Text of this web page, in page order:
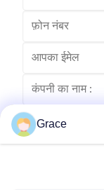
Grace